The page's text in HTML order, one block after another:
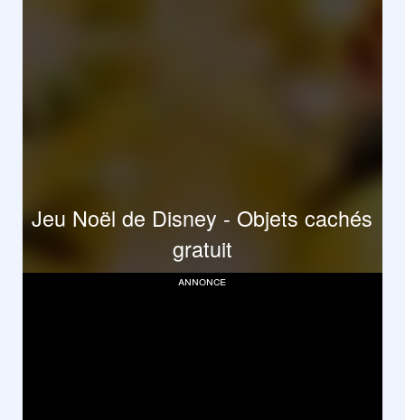
Jeu Noël de Disney - Objets cachés
gratuit
annonce